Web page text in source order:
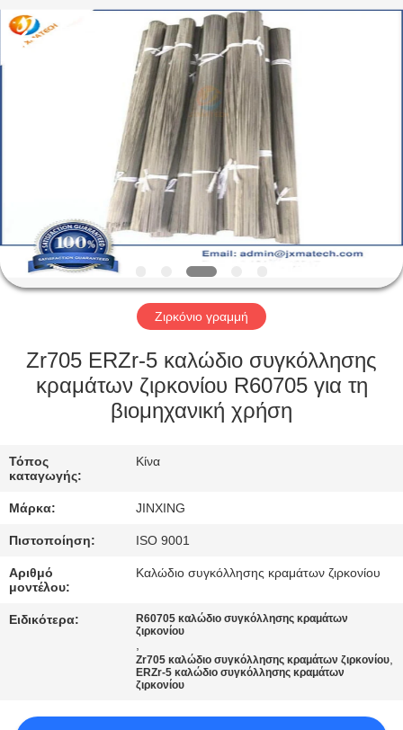
ΠΡΟΪΌΝΤΑ
ΠΕΡΊΠΟΥ
ΕΜΕΊΣ
ΓΎΡΟΣ
ΕΡΓΟΣΤΑΣΊΩΝ
ΜΑΣ
ΕΠΑΦΉ
ΜΕ
ΕΙΔΉΣΕΙΣ
ΠΕΡΙΠΤΏΣΕΙΣ
LTD.
All
Rights
Reserved.
by
Ζιρκόνιο γραμμή
Zr705 ERZr-5 καλώδιο συγκόλλησης
κραμάτων ζιρκονίου R60705 για τη
βιομηχανική χρήση
Τόπος
καταγωγής:
Κίνα
Μάρκα: JINXING
Πιστοποίηση: ISO 9001
Αριθμό
μοντέλου:
Καλώδιο συγκόλλησης κραμάτων ζιρκονίου
Ειδικότερα:
R60705 καλώδιο συγκόλλησης κραμάτων
ζιρκονίου
,
Zr705 καλώδιο συγκόλλησης κραμάτων ζιρκονίου,
ERZr-5 καλώδιο συγκόλλησης κραμάτων
ζιρκονίου